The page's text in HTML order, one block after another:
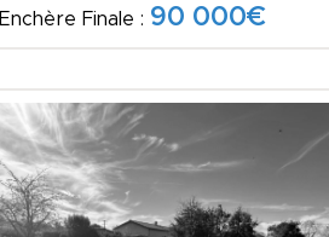
Enchère Finale : 90 000€